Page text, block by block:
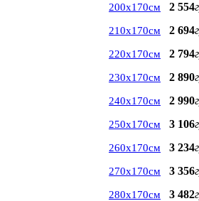
200х170см 2 554
210х170см 2 694
220х170см 2 794
230х170см 2 890
240х170см 2 990
250х170см 3 106
260х170см 3 234
270х170см 3 356
280х170см 3 482